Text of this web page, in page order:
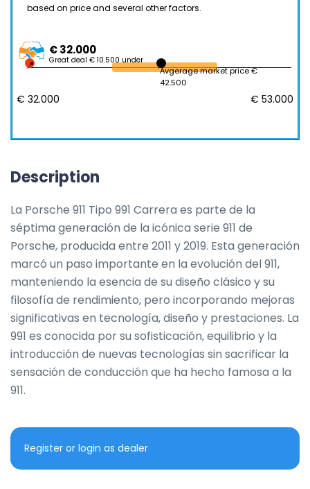
based on price and several other factors.
€ 32.000
Great deal € 10.500 under
Avgerage market price €
42.500
€ 32.000 € 53.000
Description
La Porsche 911 Tipo 991 Carrera es parte de la
séptima generación de la icónica serie 911 de
Porsche, producida entre 2011 y 2019. Esta generación
marcó un paso importante en la evolución del 911,
manteniendo la esencia de su diseño clásico y su
filosofía de rendimiento, pero incorporando mejoras
significativas en tecnología, diseño y prestaciones. La
991 es conocida por su sofisticación, equilibrio y la
introducción de nuevas tecnologías sin sacrificar la
sensación de conducción que ha hecho famosa a la
911.
Register or login as dealer